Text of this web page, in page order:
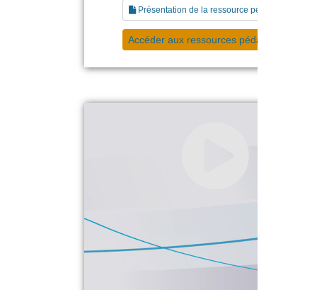
Présentation de la ressource pédagogique
Accéder aux ressources pédagogiques